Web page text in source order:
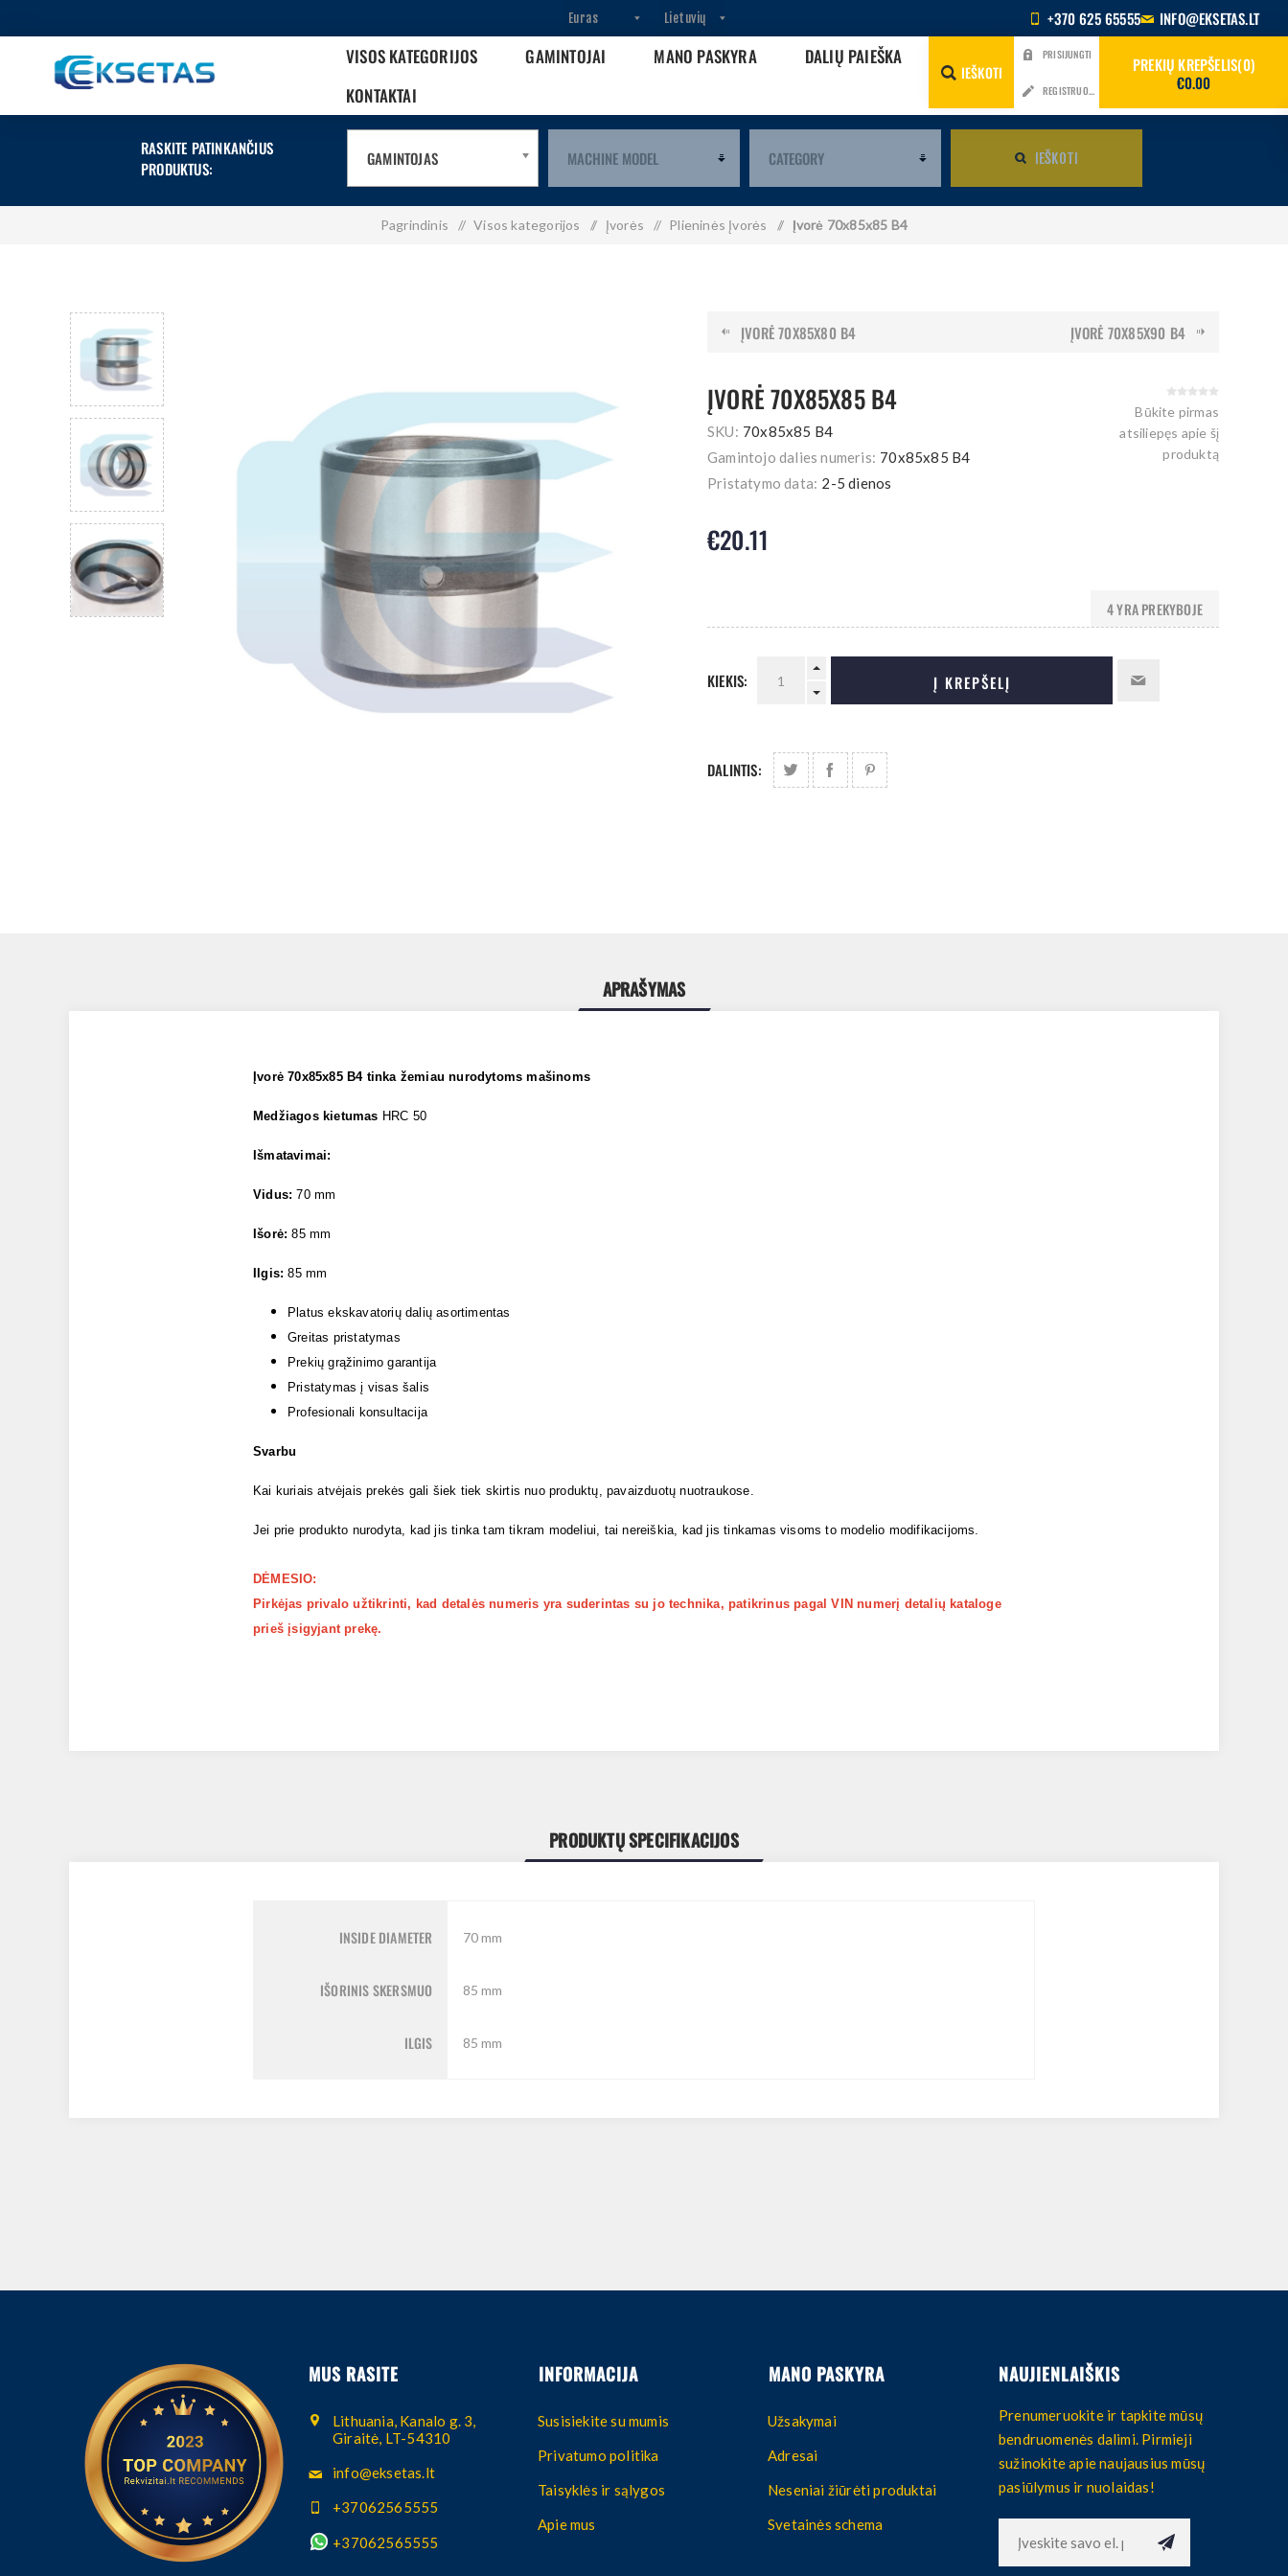
+370 625 65555 INFO@EKSETAS.LT
VISOS KATEGORIJOS GAMINTOJAI MANO PASKYRA
DALIŲ PAIEŠKA
KONTAKTAI
IEŠKOTI
PRISIJUNGTI
REGISTRUOTIS
PREKIŲ KREPŠELIS 0
€0.00
RASKITE PATINKANČIUS
PRODUKTUS:
GAMINTOJAS IEŠKOTI
Pagrindinis / Visos kategorijos / Įvorės / Plieninės Įvorės / Įvorė 70x85x85 B4
ĮVORĖ 70X85X80 B4 ĮVORĖ 70X85X90 B4
ĮVORĖ 70X85X85 B4
SKU: 70x85x85 B4
Gamintojo dalies numeris: 70x85x85 B4
Būkite pirmas
atsiliepęs apie šį
produktą
Pristatymo data: 2-5 dienos
€20.11
4 YRA PREKYBOJE
KIEKIS: Į KREPŠELĮ
DALINTIS:
APRAŠYMAS
Įvorė 70x85x85 B4 tinka žemiau nurodytoms mašinoms
Medžiagos kietumas HRC 50
Išmatavimai:
Vidus: 70 mm
Išorė: 85 mm
Ilgis: 85 mm
Platus ekskavatorių dalių asortimentas
Greitas pristatymas
Prekių grąžinimo garantija
Pristatymas į visas šalis
Profesionali konsultacija
Svarbu
Kai kuriais atvėjais prekės gali šiek tiek skirtis nuo produktų, pavaizduotų nuotraukose.
Jei prie produkto nurodyta, kad jis tinka tam tikram modeliui, tai nereiškia, kad jis tinkamas visoms to modelio modifikacijoms.
DĖMESIO:
Pirkėjas privalo užtikrinti, kad detalės numeris yra suderintas su jo technika, patikrinus pagal VIN numerį detalių kataloge
prieš įsigyjant prekę.
PRODUKTŲ SPECIFIKACIJOS
INSIDE DIAMETER 70 mm
IŠORINIS SKERSMUO 85 mm
ILGIS 85 mm
MUS RASITE
Lithuania, Kanalo g. 3,
Giraitė, LT-54310
info@eksetas.lt
+37062565555
+37062565555
INFORMACIJA
Susisiekite su mumis
Privatumo politika
Taisyklės ir sąlygos
Apie mus
MANO PASKYRA
Užsakymai
Adresai
Neseniai žiūrėti produktai
Svetainės schema
NAUJIENLAIŠKIS
Prenumeruokite ir tapkite mūsų
bendruomenės dalimi. Pirmieji
sužinokite apie naujausius mūsų
pasiūlymus ir nuolaidas!